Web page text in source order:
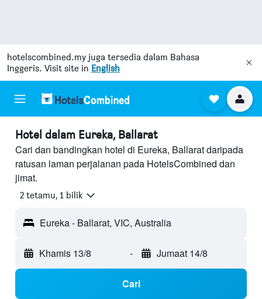
hotelscombined.my juga tersedia dalam Bahasa
Inggeris. Visit site in English
Hotel dalam Eureka, Ballarat
Cari dan bandingkan hotel di Eureka, Ballarat daripada
ratusan laman perjalanan pada HotelsCombined dan
jimat.
2 tetamu, 1 bilik
Eureka - Ballarat, VIC, Australia
Khamis 13/8 - Jumaat 14/8
Cari